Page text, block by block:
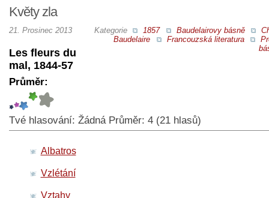
Květy zla
Kategorie 1857 Baudelairovy básně
Baudelaire
Francouzská literatura
21. Prosinec 2013
Les fleurs du
mal, 1844-57
Průměr:
Tvé hlasování: Žádná Průměr: 4 (21 hlasů)
Albatros
Vzlétání
Vztahy